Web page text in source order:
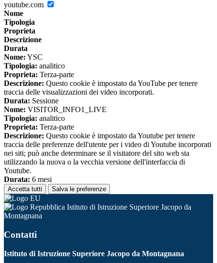
youtube.com
Nome
Tipologia
Proprieta
Descrizione
Durata
Nome: YSC
Tipologia: analitico
Proprieta: Terza-parte
Descrizione: Questo cookie è impostato da YouTube per tenere
traccia delle visualizzazioni dei video incorporati.
Durata: Sessione
Nome: VISITOR_INFO1_LIVE
Tipologia: analitico
Proprieta: Terza-parte
Descrizione: Questo cookie è impostato da Youtube per tenere
traccia delle preferenze dell'utente per i video di Youtube incorporati
nei siti; può anche determinare se il visitatore del sito web sta
utilizzando la nuova o la vecchia versione dell'interfaccia di
Youtube.
Durata: 6 mesi
Accetta tutti Salva le preferenze
Istituto di Istruzione Superiore Jacopo da
Montagnana
Contatti
Istituto di Istruzione Superiore Jacopo da Montagnana